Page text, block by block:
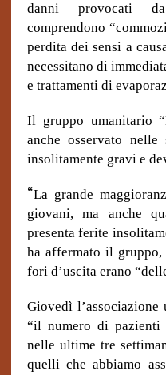
danni provocati
comprendono
perdita dei sensi a
necessitano di
e trattamenti di
Il gruppo umanitario
anche osservato
insolitamente gravi e
“La grande
giovani, ma anche
presenta ferite
ha affermato il
fori d’uscita erano
Giovedì
“il numero di
nelle ultime tre
quelli che abbiamo